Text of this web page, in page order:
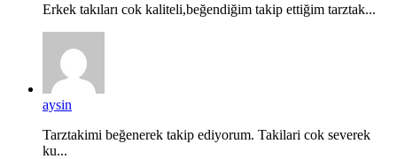
Erkek takıları cok kaliteli,beğendiğim takip ettiğim tarztak...
aysin
Tarztakimi beğenerek takip ediyorum. Takilari cok severek
ku...